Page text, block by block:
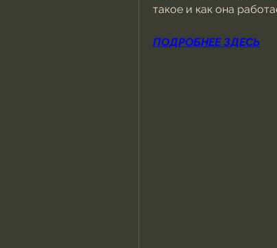
такое и как она
ПОДРОБНЕЕ ЗДЕСЬ